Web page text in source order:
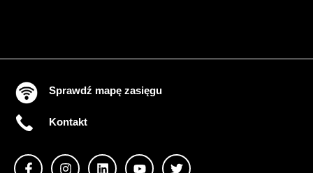
Sprawdź mapę zasięgu
Kontakt